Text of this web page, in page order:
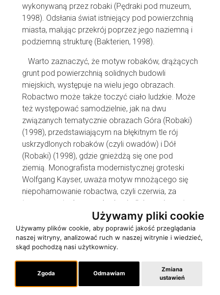
Używamy pliki cookie
Używamy plików cookie, aby poprawić jakość przeglądania
naszej witryny, analizować ruch w naszej witrynie i wiedzieć,
skąd pochodzą nasi użytkownicy.
Zgoda Odmawiam
Zmiana
ustawień
wykonywaną przez robaki (Pędraki pod muzeum,
1998). Odsłania świat istniejący pod powierzchnią
miasta, malując przekrój poprzez jego naziemną i
podziemną strukturę (Bakterien, 1998).
Warto zaznaczyć, że motyw robaków, drążących
grunt pod powierzchnią solidnych budowli
miejskich, występuje na wielu jego obrazach.
Robactwo może także toczyć ciało ludzkie. Może
też występować samodzielnie, jak na dwu
związanych tematycznie obrazach Góra (Robaki)
(1998), przedstawiającym na błękitnym tle rój
uskrzydlonych robaków (czyli owadów) i Dół
(Robaki) (1998), gdzie gnieżdżą się one pod
ziemią. Monografista modernistycznej groteski
Wolfgang Kayser, uważa motyw mnożącego się
niepohamowanie robactwa, czyli czerwia, za
typowo groteskowy, odzwierciedlający pierwotne
lęki człowieka . Podaje jako przykład transpozycji
lęku przed robactwem w utwór literacki
opowiadanie Franza Kafki Przemiana, której
bohater budzi się przeistoczony w karalucha.
Pokrewne rojącym się robakom są motywy
skłębionych gromad ryb lub ptaków, powtarzające
się w wielu obrazach Jacka Sroki. Nie tylko